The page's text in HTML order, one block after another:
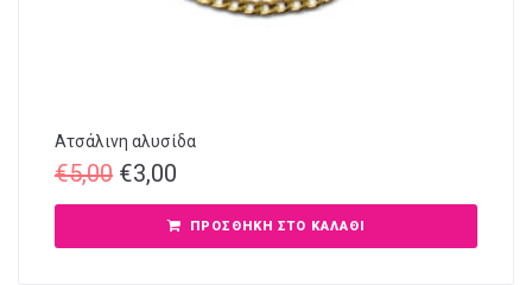
Ατσάλινη αλυσίδα
€5,00 €3,00
ΠΡΟΣΘΉΚΗ ΣΤΟ ΚΑΛΆΘΙ